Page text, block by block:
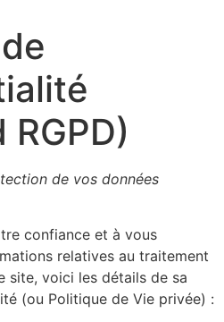
de vos données
confiance et à vous
relatives au traitement
site, voici les détails de sa
(ou Politique de Vie privée) :